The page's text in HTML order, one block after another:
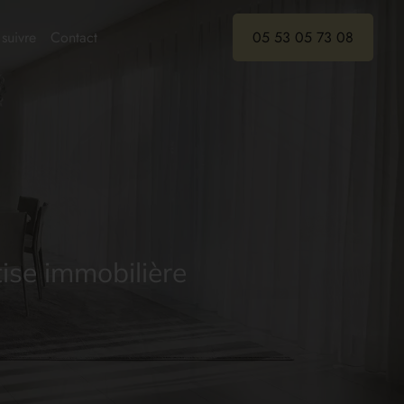
Contact 05 53 05 73 08
immobilière
immobilière